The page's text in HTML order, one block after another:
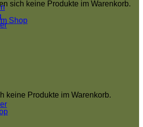
sich keine Produkte im Warenkorb.
Shop
keine Produkte im Warenkorb.